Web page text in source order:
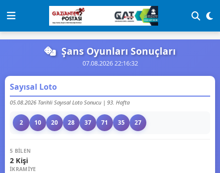
Şans Oyunları Sonuçları
07.08.2026 22:16:32
Sayısal Loto
05.08.2026 Tarihli Sayısal Loto Sonucu | 93. Hafta
2 10 20 28 37 71 35 27
5 BILEN
2 Kişi
İKRAMIYE